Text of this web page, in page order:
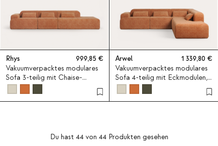
Rhys
999,85
Vakuumverpacktes modulares
Sofa 3-teilig mit Chaise-
longue-Modul, Mittelmodul
und Eckmodul aus Stoff Rhys
Arwel
1 339,80
Vakuumverpacktes modulares
Sofa 4-teilig mit Eckmodulen,
Mittelmodul und Chaise-
longue-Modul aus Stoff Rhys
Du hast 44von 44Produkten gesehen